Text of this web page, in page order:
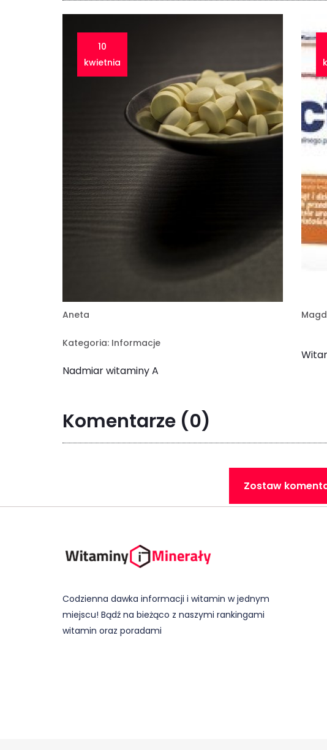
10
kwietnia
Aneta
Kategoria: Informacje
Nadmiar witaminy A
Komentarze (0)
Zostaw
Codzienna dawka informacji i witamin w jednym
miejscu! Bądź na bieżąco z naszymi rankingami
witamin oraz poradami